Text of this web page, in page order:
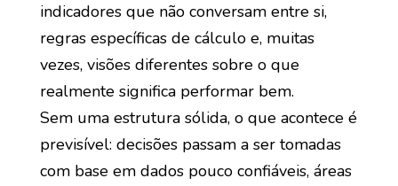
indicadores que não conversam entre si,
regras específicas de cálculo e, muitas
vezes, visões diferentes sobre o que
realmente significa performar bem.
Sem uma estrutura sólida, o que acontece é
previsível: decisões passam a ser tomadas
com base em dados pouco confiáveis, áreas